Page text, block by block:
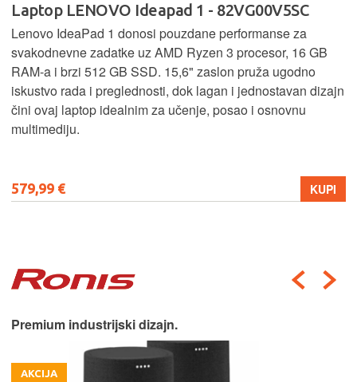
Laptop LENOVO Ideapad 1 - 82VG00V5SC
Lenovo IdeaPad 1 donosi pouzdane performanse za
svakodnevne zadatke uz AMD Ryzen 3 procesor, 16 GB
RAM-a i brzi 512 GB SSD. 15,6" zaslon pruža ugodno
iskustvo rada i preglednosti, dok lagan i jednostavan dizajn
čini ovaj laptop idealnim za učenje, posao i osnovnu
multimediju.
579,99 € KUPI
Premium industrijski dizajn.
AKCIJA